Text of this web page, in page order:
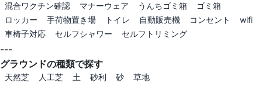
混合ワクチン確認
マナーウェア うんちゴミ箱
ゴミ箱
ロッカー
手荷物置き場 トイレ 自動販売機 コンセント
wifi
車椅子対応
セルフシャワー セルフトリミング
---
グラウンドの種類で探す
天然芝 人工芝 土 砂利 砂 草地